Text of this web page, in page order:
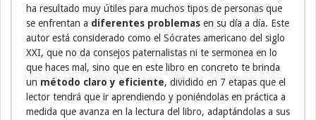
ha resultado muy útiles para muchos tipos de personas que
se enfrentan a diferentes problemas en su día a día. Este
autor está considerado como el Sócrates americano del siglo
XXI, que no da consejos paternalistas ni te sermonea en lo
que haces mal, sino que en este libro en concreto te brinda
un método claro y eficiente, dividido en 7 etapas que el
lector tendrá que ir aprendiendo y poniéndolas en práctica a
medida que avanza en la lectura del libro, adaptándolas a sus